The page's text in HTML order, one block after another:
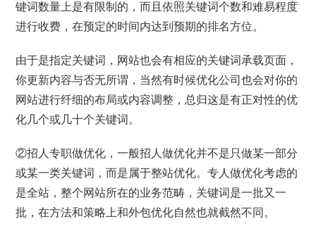
键词数量上是有限制的，而且依照关键词个数和难易程度
进行收费，在预定的时间内达到预期的排名方位。
由于是指定关键词，网站也会有相应的关键词承载页面，
你更新内容与否无所谓，当然有时候优化公司也会对你的
网站进行纤细的布局或内容调整，总归这是有正对性的优
化几个或几十个关键词。
②招人专职做优化，一般招人做优化并不是只做某一部分
或某一类关键词，而是属于整站优化。专人做优化考虑的
是全站，整个网站所在的业务范畴，关键词是一批又一
批，在方法和策略上和外包优化自然也就截然不同。